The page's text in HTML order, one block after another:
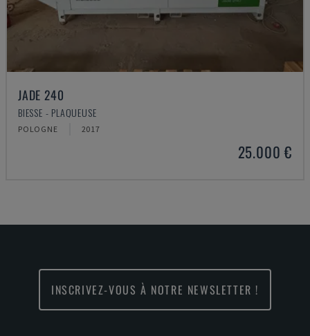
JADE 240
BIESSE - PLAQUEUSE
POLOGNE 2017
25.000 €
INSCRIVEZ-VOUS À NOTRE NEWSLETTER !